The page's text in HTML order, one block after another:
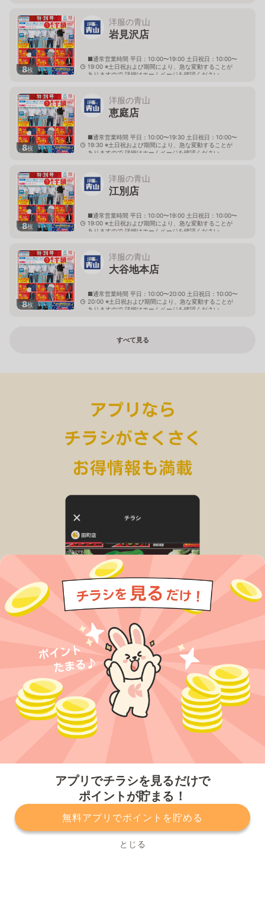
アプリでチラシを見るだけで
ポイントが貯まる！
無料アプリでポイントを貯める
とじる
8枚
洋服の青山
岩見沢店
■通常営業時間 平日：10:00〜19:00 土日祝日：10:00〜
19:00 ※土日祝および期間により、急な変動することが
ありますので 詳細はホームページを確認ください
8枚
洋服の青山
恵庭店
■通常営業時間 平日：10:00〜19:30 土日祝日：10:00〜
19:30 ※土日祝および期間により、急な変動することが
ありますので 詳細はホームページを確認ください
8枚
洋服の青山
江別店
■通常営業時間 平日：10:00〜19:00 土日祝日：10:00〜
19:00 ※土日祝および期間により、急な変動することが
ありますので 詳細はホームページを確認ください
8枚
洋服の青山
大谷地本店
■通常営業時間 平日：10:00〜20:00 土日祝日：10:00〜
20:00 ※土日祝および期間により、急な変動することが
ありますので 詳細はホームページを確認ください
すべて見る
プライバシーポリシー 利用規約
運営会社
サービスに関してのお問い合わせ